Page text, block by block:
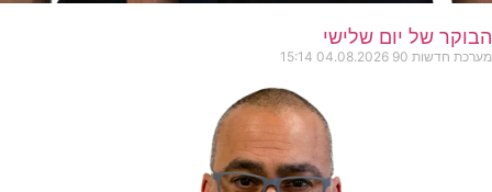
הבוקר של יום שלישי
מערכת חדשות 90 04.08.2026
15:14